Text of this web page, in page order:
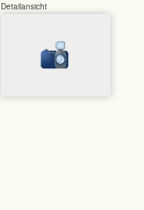
Detailansicht